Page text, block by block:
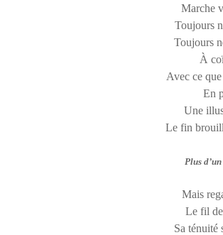
Marche
Toujours
Toujours
À
Avec ce
En
Une
Le fin
Plus
Mais
Le fil
Sa ténuité